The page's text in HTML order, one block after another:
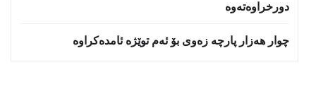
دورخراوه‌ته‌وه‌
چوار هەزار پارچە زەوی بۆ ئەم توێژە ئامدەکراوە